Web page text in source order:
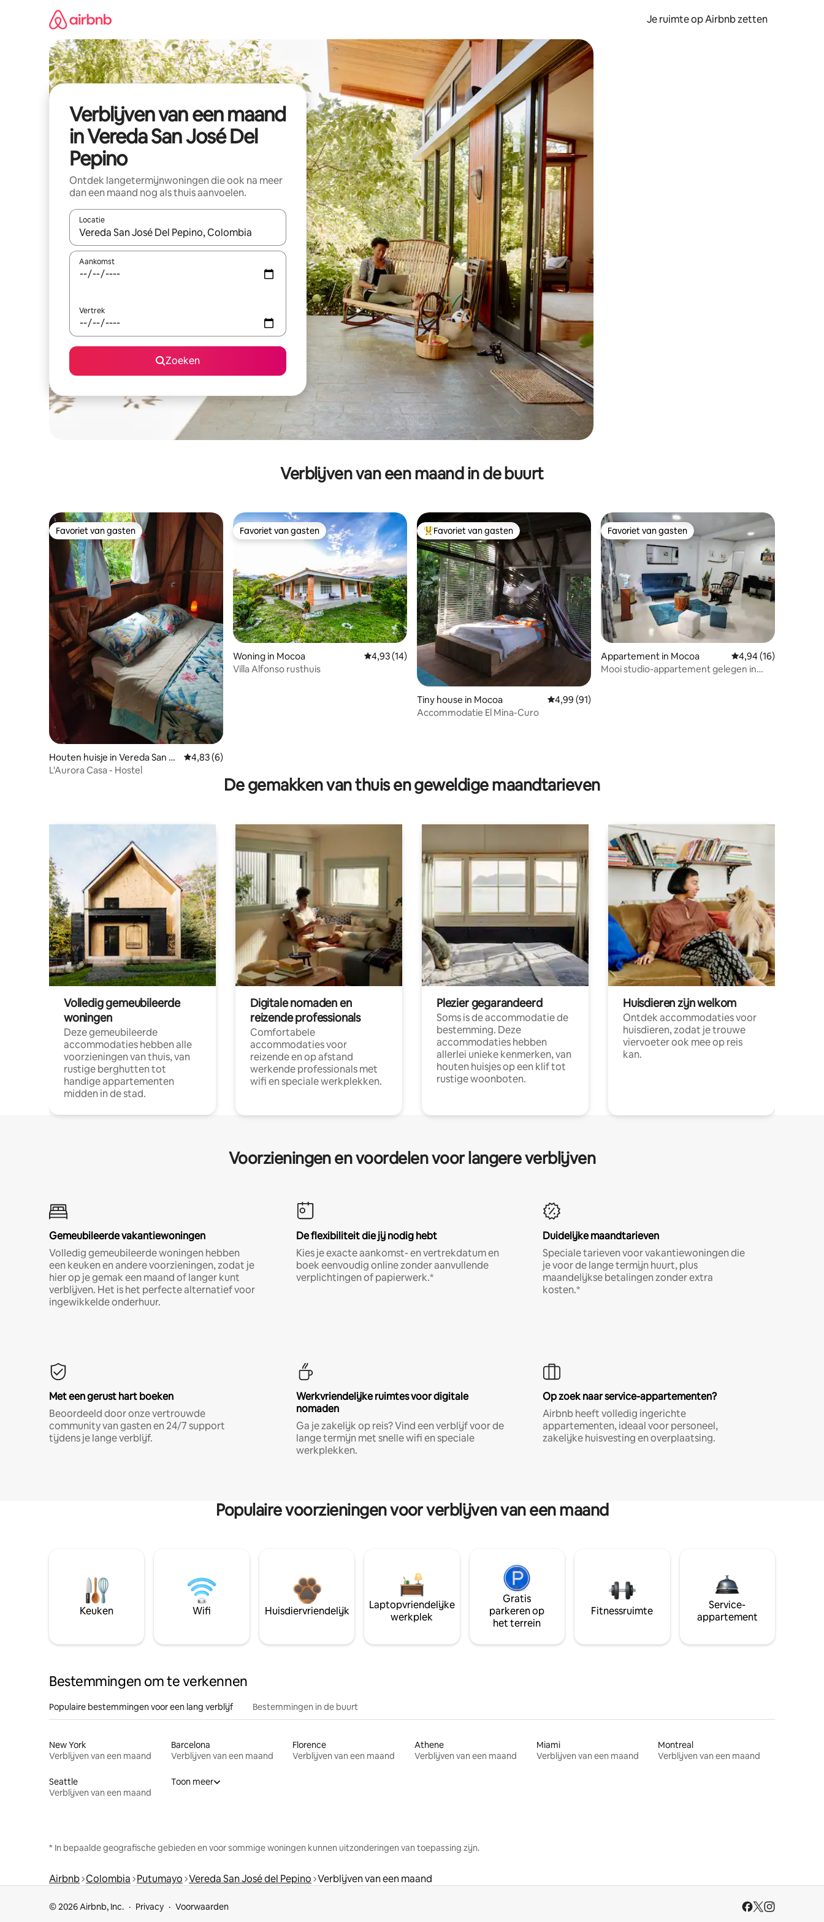
Je ruimte op Airbnb zetten
Verblijven van een maand
in Vereda San José Del
Pepino
Ontdek langetermijnwoningen die ook na meer
dan een maand nog als thuis aanvoelen.
Locatie
Wanneer er suggesties beschikbaar zijn, maak je een keuze met je de pijltjestoetsen omhoog en omlaag, óf door te tikken of swipen.
Aankomst
Vertrek
Zoeken
Verblijven van een maand in de buurt
Favoriet van gasten
Favoriet van gasten
Houten huisje in Vereda San Jo
sé Del Pepino
Gemiddelde beoordeling van 4,83 uit 5, 6 recensies
4,83 (6)
L'Aurora Casa - Hostel
Favoriet van gasten
Favoriet van gasten
Woning in Mocoa Gemiddelde beoordeling van 4,93 uit 5, 14 recensies
4,93 (14)
Villa Alfonso rusthuis
Topfavoriet van gasten
Favoriet van gasten
Tiny house in Mocoa Gemiddelde beoordeling van 4,99 uit 5, 91 recensies
4,99 (91)
Accommodatie El Mina-Curo
Favoriet van gasten
Favoriet van gasten
Appartement in Mocoa Gemiddelde
4,94 (16)
Mooi studio-appartement gelegen in
De gemakken van thuis en geweldige maandtarieven
Volledig gemeubileerde
woningen
Deze gemeubileerde
accommodaties hebben alle
voorzieningen van thuis, van
rustige berghutten tot
handige appartementen
midden in de stad.
Digitale nomaden en
reizende professionals
Comfortabele
accommodaties voor
reizende en op afstand
werkende professionals met
wifi en speciale werkplekken.
Plezier gegarandeerd
Soms is de accommodatie de
bestemming. Deze
accommodaties hebben
allerlei unieke kenmerken, van
houten huisjes op een klif tot
rustige woonboten.
Huisdieren zijn welkom
Ontdek accommodaties voor
huisdieren, zodat je trouwe
viervoeter ook mee op reis
kan.
Voorzieningen en voordelen voor langere verblijven
Gemeubileerde vakantiewoningen
Volledig gemeubileerde woningen hebben
een keuken en andere voorzieningen, zodat je
hier op je gemak een maand of langer kunt
verblijven. Het is het perfecte alternatief voor
ingewikkelde onderhuur.
De flexibiliteit die jij nodig hebt
Kies je exacte aankomst- en vertrekdatum en
boek eenvoudig online zonder aanvullende
verplichtingen of papierwerk.*
Duidelijke maandtarieven
Speciale tarieven voor vakantiewoningen die
je voor de lange termijn huurt, plus
maandelijkse betalingen zonder extra
kosten.*
Met een gerust hart boeken
Beoordeeld door onze vertrouwde
community van gasten en 24/7 support
tijdens je lange verblijf.
Werkvriendelijke ruimtes voor digitale
nomaden
Ga je zakelijk op reis? Vind een verblijf voor de
lange termijn met snelle wifi en speciale
werkplekken.
Op zoek naar service-appartementen?
Airbnb heeft volledig ingerichte
appartementen, ideaal voor personeel,
zakelijke huisvesting en overplaatsing.
Populaire voorzieningen voor verblijven van een maand
Keuken Wifi Huisdiervriendelijk
Laptopvriendelijke
werkplek
Gratis
parkeren op
het terrein
Fitnessruimte
Service-
appartement
Bestemmingen om te verkennen
Populaire bestemmingen voor een lang verblijf Bestemmingen in de buurt
New York
Verblijven van een maand
Barcelona
Verblijven van een maand
Florence
Verblijven van een maand
Athene
Verblijven van een maand
Miami
Verblijven van een maand
Montreal
Verblijven van een maand
Seattle
Verblijven van een maand
Toon meer
* In bepaalde geografische gebieden en voor sommige woningen kunnen uitzonderingen van toepassing zijn.
Airbnb Colombia Putumayo Vereda San José del Pepino Verblijven van een maand
© 2026 Airbnb, Inc. Privacy Voorwaarden